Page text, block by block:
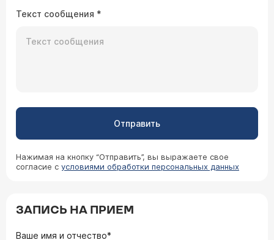
любых операций, так как пережить подобное
это могло бы случиться при полостной
операции...тогда можно и от болевого шока
Текст сообщения *
Отправить
Нажимая на кнопку “Отправить”, вы выражаете свое
согласие с условиями обработки персональных данных
ЗАПИСЬ НА ПРИЕМ
Ваше имя и отчество*